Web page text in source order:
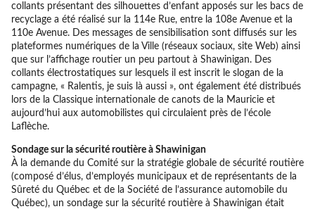
collants présentant des silhouettes d’enfant apposés sur les bacs de
recyclage a été réalisé sur la 114e Rue, entre la 108e Avenue et la
110e Avenue. Des messages de sensibilisation sont diffusés sur les
plateformes numériques de la Ville (réseaux sociaux, site Web) ainsi
que sur l’affichage routier un peu partout à Shawinigan. Des
collants électrostatiques sur lesquels il est inscrit le slogan de la
campagne, « Ralentis, je suis là aussi », ont également été distribués
lors de la Classique internationale de canots de la Mauricie et
aujourd’hui aux automobilistes qui circulaient près de l’école
Laflèche.
Sondage sur la sécurité routière à Shawinigan
À la demande du Comité sur la stratégie globale de sécurité routière
(composé d’élus, d’employés municipaux et de représentants de la
Sûreté du Québec et de la Société de l’assurance automobile du
Québec), un sondage sur la sécurité routière à Shawinigan était